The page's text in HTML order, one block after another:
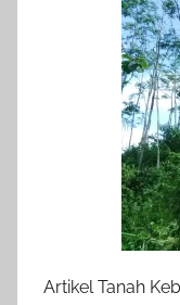
Artikel Tanah